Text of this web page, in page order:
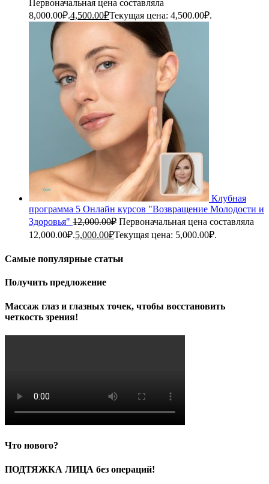
Первоначальная цена составляла
8,000.00₽.4,500.00₽Текущая цена: 4,500.00₽.
Клубная
программа 5 Онлайн курсов "Возвращение Молодости и
Здоровья" 12,000.00₽ Первоначальная цена составляла
12,000.00₽.5,000.00₽Текущая цена: 5,000.00₽.
Самые популярные статьи
Получить предложение
Массаж глаз и глазных точек, чтобы восстановить
четкость зрения!
Что нового?
ПОДТЯЖКА ЛИЦА без операций!